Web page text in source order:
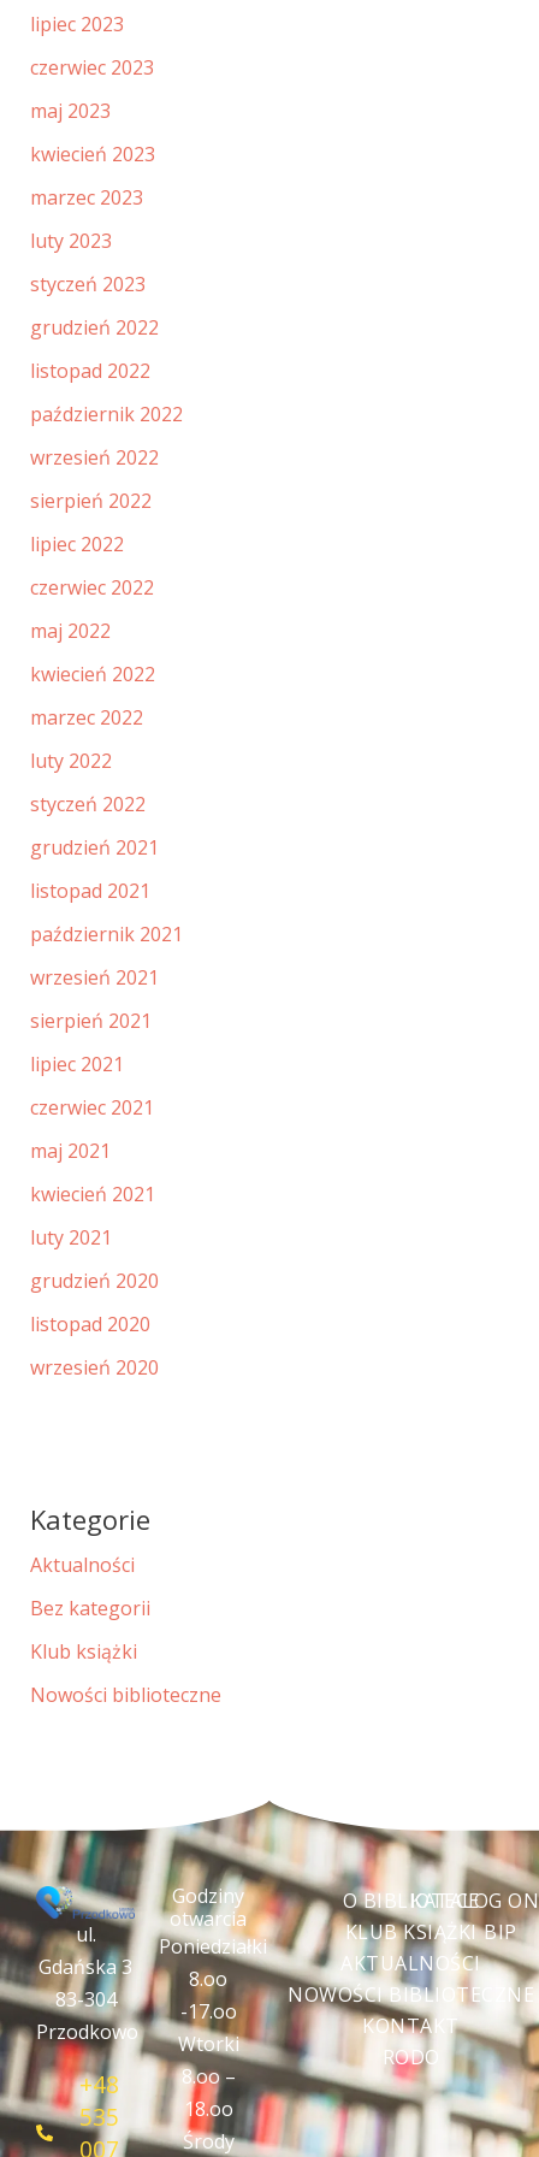
lipiec 2023
czerwiec 2023
maj 2023
kwiecień 2023
marzec 2023
luty 2023
styczeń 2023
grudzień 2022
listopad 2022
październik 2022
wrzesień 2022
sierpień 2022
lipiec 2022
czerwiec 2022
maj 2022
kwiecień 2022
marzec 2022
luty 2022
styczeń 2022
grudzień 2021
listopad 2021
październik 2021
wrzesień 2021
sierpień 2021
lipiec 2021
czerwiec 2021
maj 2021
kwiecień 2021
luty 2021
grudzień 2020
listopad 2020
wrzesień 2020
Kategorie
Aktualności
Bez kategorii
Klub książki
Nowości biblioteczne
ul.
Gdańska 3
83-304
Przodkowo
+48
535
007
Godziny
otwarcia
Poniedziałki
8.oo
-17.oo
Wtorki
8.oo –
18.oo
Środy
O BIBLIOTECE
KLUB KSIĄŻKI
AKTUALNOŚCI
NOWOŚCI BIBLIOTECZNE
KONTAKT
RODO
KATALOG
BIP